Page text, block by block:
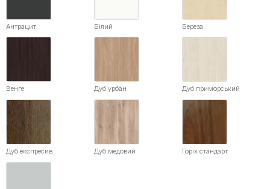
Антрацит Білий Береза
Венге Дуб урбан Дуб приморський
Дуб експресив Дуб медовий Горіх стандарт